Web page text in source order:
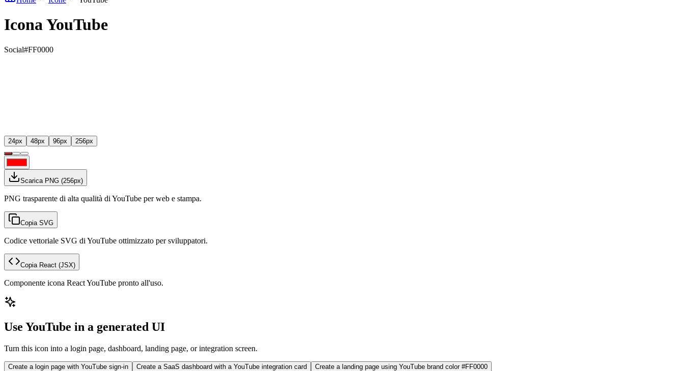
Icona YouTube
Social#FF0000
24px 48px 96px 256px
Scarica PNG (256px)
PNG trasparente di alta qualità di YouTube per web e stampa.
Copia SVG
Codice vettoriale SVG di YouTube ottimizzato per sviluppatori.
Copia React (JSX)
Componente icona React YouTube pronto all'uso.
Use YouTube in a generated UI
Turn this icon into a login page, dashboard, landing page, or integration screen.
Create a login page with YouTube sign-in Create a SaaS dashboard with a YouTube integration card Create a landing page using YouTube brand color #FF0000